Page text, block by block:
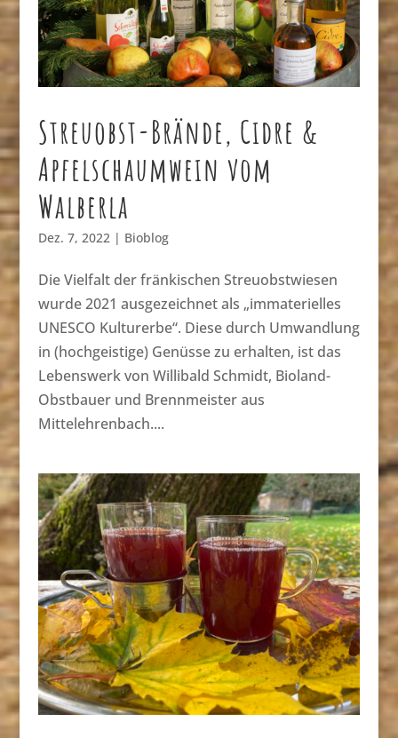
Streuobst-Brände, Cidre &
Apfelschaumwein vom
Walberla
Dez. 7, 2022 | Bioblog
Die Vielfalt der fränkischen Streuobstwiesen
wurde 2021 ausgezeichnet als „immaterielles
UNESCO Kulturerbe“. Diese durch Umwandlung
in (hochgeistige) Genüsse zu erhalten, ist das
Lebenswerk von Willibald Schmidt, Bioland-
Obstbauer und Brennmeister aus
Mittelehrenbach....